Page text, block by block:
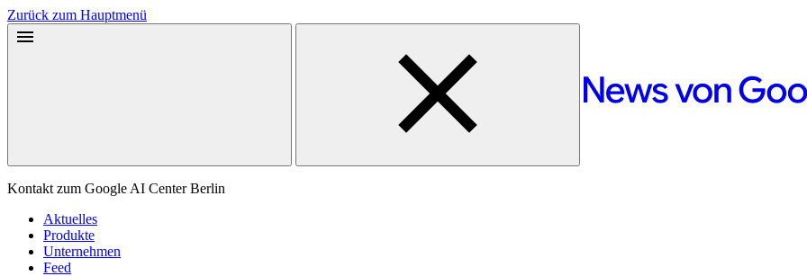
Zurück zum Hauptmenü
Kontakt zum Google AI Center Berlin
Aktuelles
Produkte
Unternehmen
Feed